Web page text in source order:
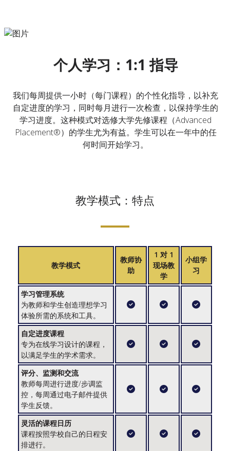
个人学习：1:1 指导
我们每周提供一小时（每门课程）的个性化指导，以补充
自定进度的学习，同时每月进行一次检查，以保持学生的
学习进度。这种模式对选修大学先修课程（Advanced
Placement®）的学生尤为有益。学生可以在一年中的任
何时间开始学习。
教学模式：特点
教学模式
教师协
助
1 对 1
现场教
学
小组学
习
学习管理系统
为教师和学生创造理想学习
体验所需的系统和工具。
自定进度课程
专为在线学习设计的课程，
以满足学生的学术需求。
评分、监测和交流
教师每周进行进度/步调监
控，每周通过电子邮件提供
学生反馈。
灵活的课程日历
课程按照学校自己的日程安
排进行。